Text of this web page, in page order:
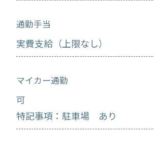
通勤手当
実費支給（上限なし）
マイカー通勤
可
特記事項：駐車場 あり